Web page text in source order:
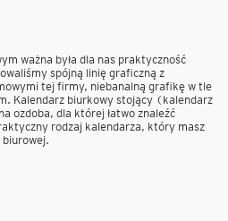
ważna była dla nas praktyczność
spójną linię graficzną z
tej firmy, niebanalną grafikę w tle
Kalendarz biurkowy stojący (kalendarz
ozdoba, dla której łatwo znaleźć
rodzaj kalendarza, który masz
biurowej.